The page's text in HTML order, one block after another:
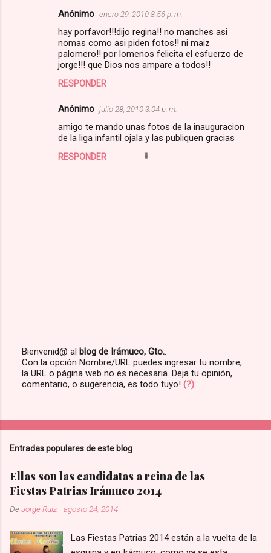
Anónimo enero 29, 2010 8:56 p. m.
hay porfavor!!!dijo regina!! no manches asi
nomas como asi piden fotos!! ni maiz
palomero!! por lomenos felicita el esfuerzo de
jorge!!! que Dios nos ampare a todos!!
RESPONDER
Anónimo julio 28, 2010 3:04 p. m.
amigo te mando unas fotos de la inauguracion
de la liga infantil ojala y las publiquen gracias
RESPONDER
P
u
b
c
a
u
c
o
m
e
a
r
Bienvenid@ al blog de Irámuco, Gto.:
Con la opción Nombre/URL puedes ingresar tu nombre;
la URL o página web no es necesaria. Deja tu opinión,
comentario, o sugerencia, es todo tuyo! (?)
Entradas populares de este blog
Ellas son las candidatas a reina de las
Fiestas Patrias Irámuco 2014
DeJorge Ruiz -agosto 24, 2014
Las Fiestas Patrias 2014 están a la vuelta de la